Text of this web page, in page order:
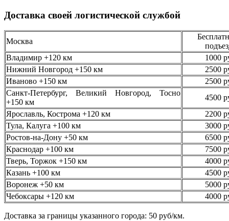
Доставка своей логистической службой
Москва
Владимир +120 км
1000
Нижний Новгород +150 км
2500
Иваново +150 км
2500
Санкт-Петербург, Великий Новгород, Тосно
+150 км
4500
Ярославль, Кострома +120 км
2200
Тула, Калуга +100 км
3000
Ростов-на-Дону +50 км
6500
Краснодар +100 км
7500
Тверь, Торжок +150 км
4000
Казань +100 км
4500
Воронеж +50 км
5000
Чебоксары +120 км
4000
Доставка за границы указанного города: 50 руб/км.